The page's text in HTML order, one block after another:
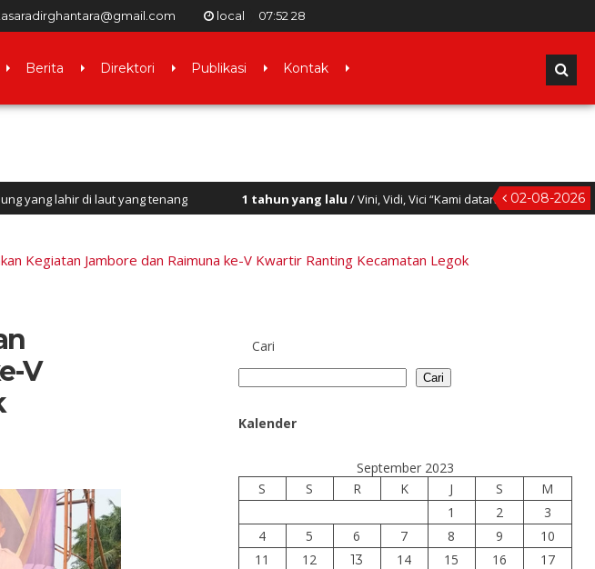
local 07:52 29
Berita Direktori Publikasi Kontak
02-08-2026
tenang 1 tahun yang lalu / Vini, Vidi, Vici “Kami datang, kami berjuang, kami menang”
Kegiatan Jambore dan Raimuna ke-V Kwartir Ranting Kecamatan Legok
V
Cari
Cari
Kalender
September 2023
S
S R K J S
M
1
2
3
4
5 6 7 8 9
10
11
12 13 14 15 16
17